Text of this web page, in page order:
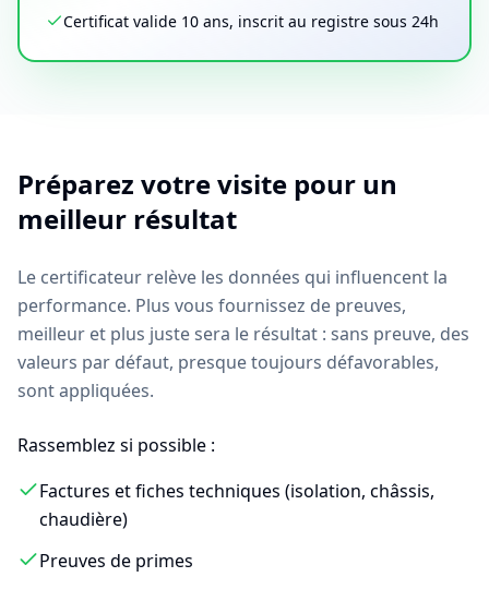
Certificat valide 10 ans, inscrit au registre sous 24h
Préparez votre visite pour un
meilleur résultat
Le certificateur relève les données qui influencent la
performance. Plus vous fournissez de preuves,
meilleur et plus juste sera le résultat : sans preuve, des
valeurs par défaut, presque toujours défavorables,
sont appliquées.
Rassemblez si possible :
Factures et fiches techniques (isolation, châssis,
chaudière)
Preuves de primes